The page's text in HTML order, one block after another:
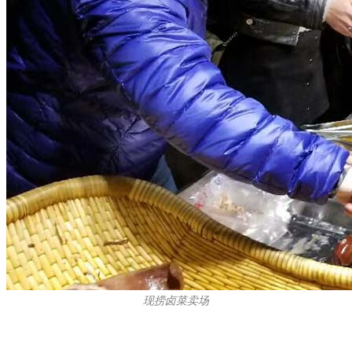
现捞卤菜卖场